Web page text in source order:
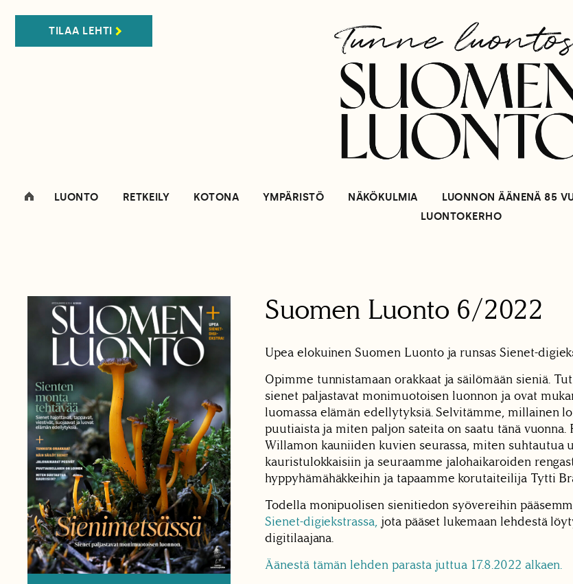
TILAA LEHTI
LUONTO RETKEILY KOTONA YMPÄRISTÖ NÄKÖKULMIA LUONNON ÄÄNENÄ 85
LUONTOKERHO
Suomen Luonto 6/2022
Upea elokuinen Suomen Luonto ja runsas Sienet-
Opimme tunnistamaan orakkaat ja säilömään sieniä.
sienet paljastavat monimuotoisen luonnon ja ovat
luomassa elämän edellytyksiä. Selvitämme, millainen
puutiaista ja miten paljon sateita on saatu tänä
Willamon kauniiden kuvien seurassa, miten suhtautua
kauristulokkaisiin ja seuraamme jalohaikaroiden
hyppyhämähäkkeihin ja tapaamme korutaiteilija Tytti
Todella monipuolisen sienitiedon syövereihin
Sienet-digiekstrassa, jota pääset lukemaan lehdestä
digitilaajana.
Äänestä tämän lehden parasta juttua 17.8.2022 alkaen.